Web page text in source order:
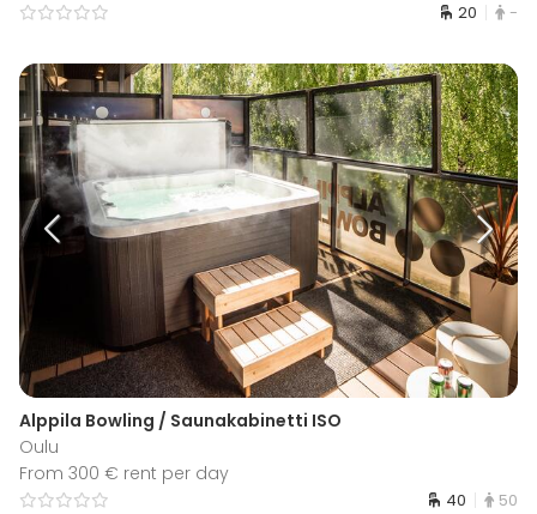
20 -
Alppila Bowling / Saunakabinetti ISO
Oulu
From 300 € rent per day
40 50